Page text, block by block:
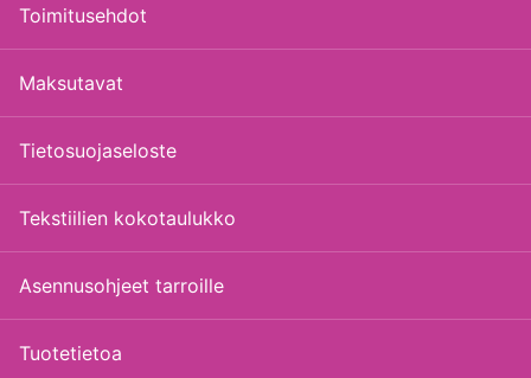
Toimitusehdot
Maksutavat
Tietosuojaseloste
Tekstiilien kokotaulukko
Asennusohjeet tarroille
Tuotetietoa